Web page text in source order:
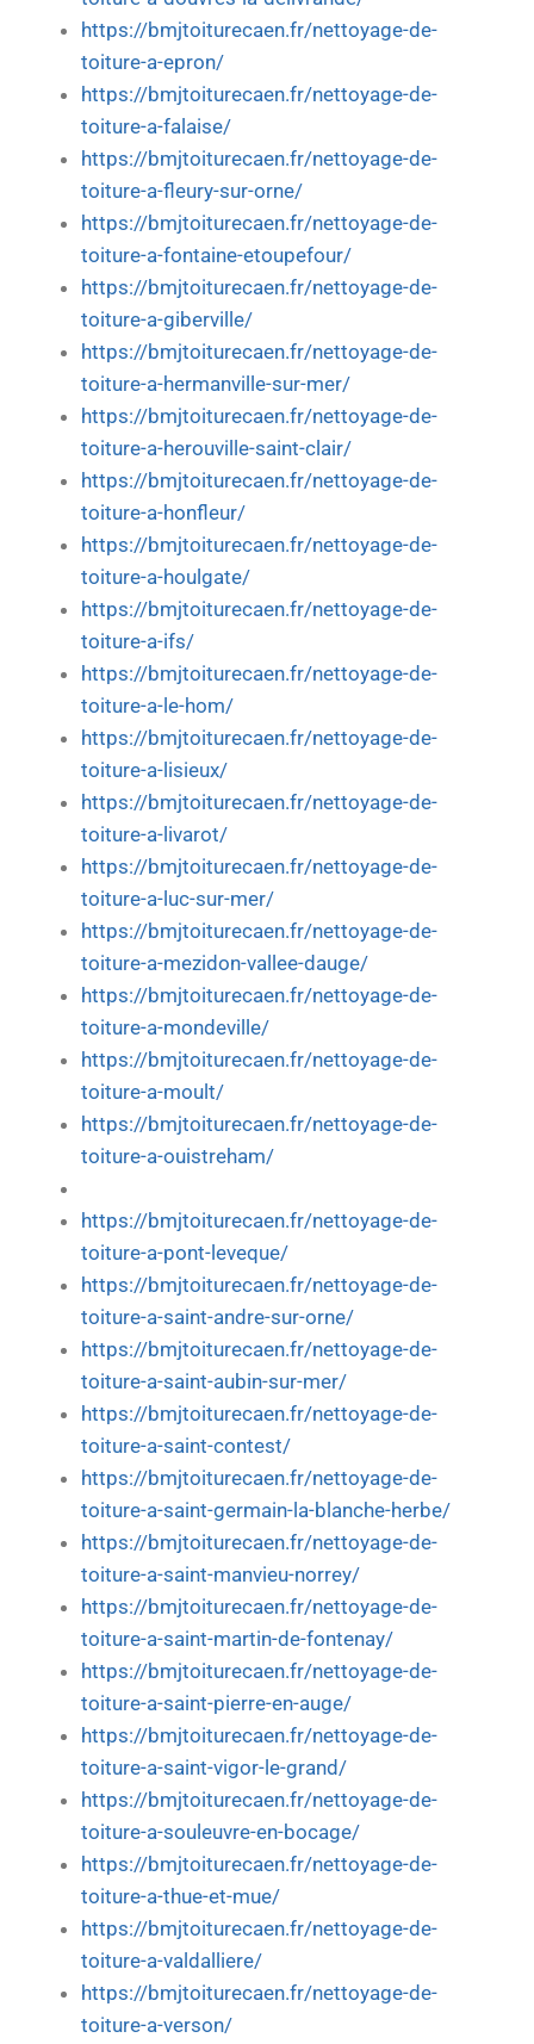
https://bmjtoiturecaen.fr/nettoyage-de-
toiture-a-epron/
https://bmjtoiturecaen.fr/nettoyage-de-
toiture-a-falaise/
https://bmjtoiturecaen.fr/nettoyage-de-
toiture-a-fleury-sur-orne/
https://bmjtoiturecaen.fr/nettoyage-de-
toiture-a-fontaine-etoupefour/
https://bmjtoiturecaen.fr/nettoyage-de-
toiture-a-giberville/
https://bmjtoiturecaen.fr/nettoyage-de-
toiture-a-hermanville-sur-mer/
https://bmjtoiturecaen.fr/nettoyage-de-
toiture-a-herouville-saint-clair/
https://bmjtoiturecaen.fr/nettoyage-de-
toiture-a-honfleur/
https://bmjtoiturecaen.fr/nettoyage-de-
toiture-a-houlgate/
https://bmjtoiturecaen.fr/nettoyage-de-
toiture-a-ifs/
https://bmjtoiturecaen.fr/nettoyage-de-
toiture-a-le-hom/
https://bmjtoiturecaen.fr/nettoyage-de-
toiture-a-lisieux/
https://bmjtoiturecaen.fr/nettoyage-de-
toiture-a-livarot/
https://bmjtoiturecaen.fr/nettoyage-de-
toiture-a-luc-sur-mer/
https://bmjtoiturecaen.fr/nettoyage-de-
toiture-a-mezidon-vallee-dauge/
https://bmjtoiturecaen.fr/nettoyage-de-
toiture-a-mondeville/
https://bmjtoiturecaen.fr/nettoyage-de-
toiture-a-moult/
https://bmjtoiturecaen.fr/nettoyage-de-
toiture-a-ouistreham/
https://bmjtoiturecaen.fr/nettoyage-de-
toiture-a-pont-leveque/
https://bmjtoiturecaen.fr/nettoyage-de-
toiture-a-saint-andre-sur-orne/
https://bmjtoiturecaen.fr/nettoyage-de-
toiture-a-saint-aubin-sur-mer/
https://bmjtoiturecaen.fr/nettoyage-de-
toiture-a-saint-contest/
https://bmjtoiturecaen.fr/nettoyage-de-
toiture-a-saint-germain-la-blanche-herbe/
https://bmjtoiturecaen.fr/nettoyage-de-
toiture-a-saint-manvieu-norrey/
https://bmjtoiturecaen.fr/nettoyage-de-
toiture-a-saint-martin-de-fontenay/
https://bmjtoiturecaen.fr/nettoyage-de-
toiture-a-saint-pierre-en-auge/
https://bmjtoiturecaen.fr/nettoyage-de-
toiture-a-saint-vigor-le-grand/
https://bmjtoiturecaen.fr/nettoyage-de-
toiture-a-souleuvre-en-bocage/
https://bmjtoiturecaen.fr/nettoyage-de-
toiture-a-thue-et-mue/
https://bmjtoiturecaen.fr/nettoyage-de-
toiture-a-valdalliere/
https://bmjtoiturecaen.fr/nettoyage-de-
toiture-a-verson/